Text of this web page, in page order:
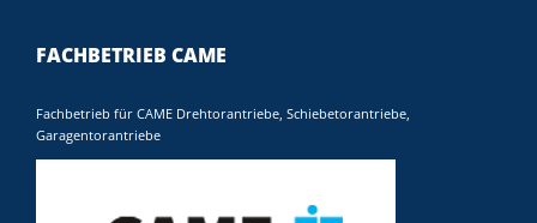
FACHBETRIEB CAME
Fachbetrieb für CAME Drehtorantriebe, Schiebetorantriebe,
Garagentorantriebe